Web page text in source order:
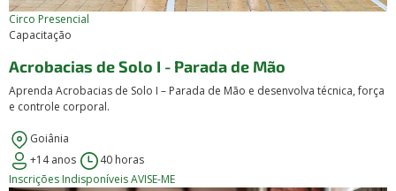
Circo Presencial
Capacitação
Acrobacias de Solo I - Parada de Mão
Aprenda Acrobacias de Solo I – Parada de Mão e desenvolva técnica, força
e controle corporal.
Goiânia
+14 anos
40 horas
Inscrições IndisponíveisAVISE-ME